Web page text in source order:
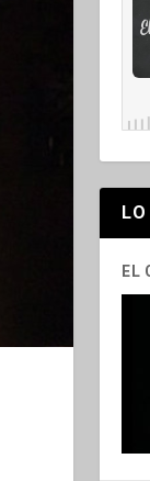
EL